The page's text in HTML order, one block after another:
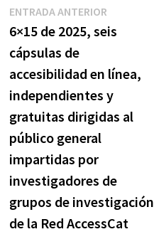
Navegación
de
entradas
ENTRADA ANTERIOREntrada
anterior:
6×15 de 2025, seis
cápsulas de
accesibilidad en línea,
independientes y
gratuitas dirigidas al
público general
impartidas por
investigadores de
grupos de investigación
de la Red AccessCat